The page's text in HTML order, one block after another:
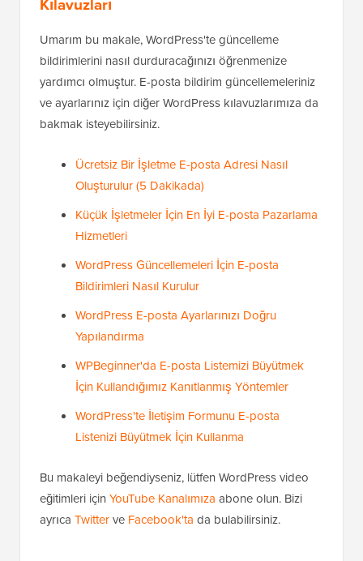
ücretsiz bir SMTP hizmeti(Gmail gibi) ileWP Mail
SMTP eklentisinin ücretsiz sürümüylebirlikte
kullanabilirsiniz.
Daha fazla ayrıntı için, WordPress sitenizde
E-posta Bildirimleri İçin En İyi WordPress
Kılavuzları
bildirimlerini nasıl durduracağınızı öğrenmenize
yardımcı olmuştur. E-posta bildirim güncellemeleriniz
ve ayarlarınız için diğer WordPress kılavuzlarımıza da
bakmak isteyebilirsiniz.
Ücretsiz Bir İşletme E-posta Adresi Nasıl
Oluşturulur (5 Dakikada)
Küçük İşletmeler İçin En İyi E-posta Pazarlama
Hizmetleri
WordPress Güncellemeleri İçin E-posta
Bildirimleri Nasıl Kurulur
WordPress E-posta Ayarlarınızı Doğru